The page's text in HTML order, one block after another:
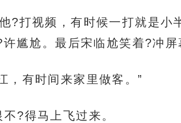
?打视频，有时候一打就是小
尴尬。最后宋临尬笑着?冲
，有时间来家里做客。”
?得马上飞过来。